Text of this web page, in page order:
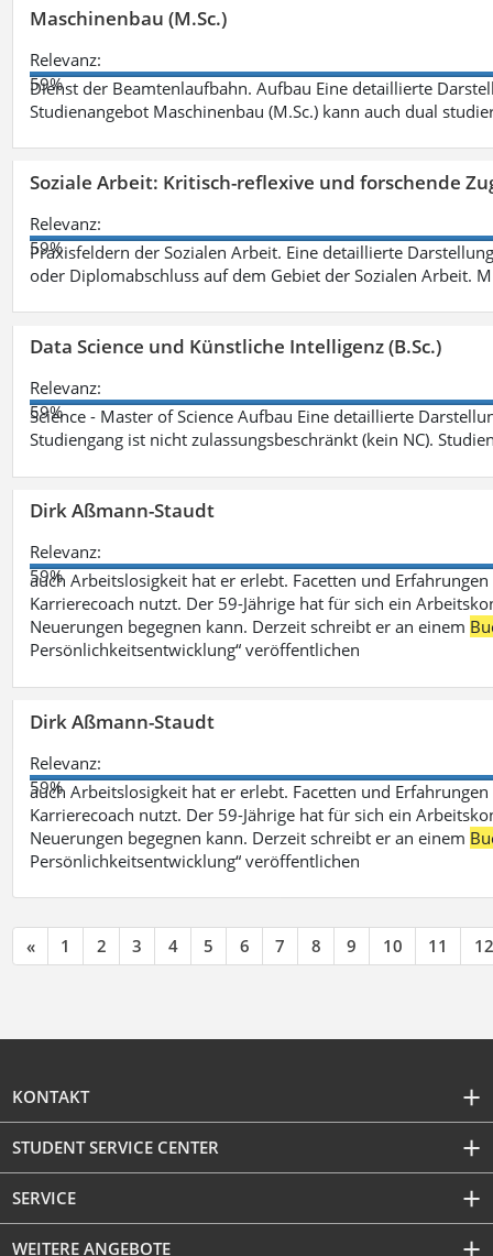
Maschinenbau (M.Sc.)
Relevanz:
59%
Dienst der Beamtenlaufbahn. Aufbau Eine detaillierte
Studienangebot Maschinenbau (M.Sc.) kann auch dual
Soziale Arbeit: Kritisch-reflexive und forschende
Relevanz:
59%
Praxisfeldern der Sozialen Arbeit. Eine detaillierte
oder Diplomabschluss auf dem Gebiet der Sozialen Arbeit.
Data Science und Künstliche Intelligenz (B.Sc.)
Relevanz:
59%
Science - Master of Science Aufbau Eine detaillierte
Studiengang ist nicht zulassungsbeschränkt (kein NC).
Dirk Aßmann-Staudt
Relevanz:
59%
auch Arbeitslosigkeit hat er erlebt. Facetten und
Karrierecoach nutzt. Der 59-Jährige hat für sich ein
Neuerungen begegnen kann. Derzeit schreibt er an einem
Persönlichkeitsentwicklung“ veröffentlichen
Dirk Aßmann-Staudt
Relevanz:
59%
auch Arbeitslosigkeit hat er erlebt. Facetten und
Karrierecoach nutzt. Der 59-Jährige hat für sich ein
Neuerungen begegnen kann. Derzeit schreibt er an einem
Persönlichkeitsentwicklung“ veröffentlichen
« 1 2 3 4 5 6 7 8 9 10 11 12
KONTAKT
STUDENT SERVICE CENTER
SERVICE
WEITERE ANGEBOTE